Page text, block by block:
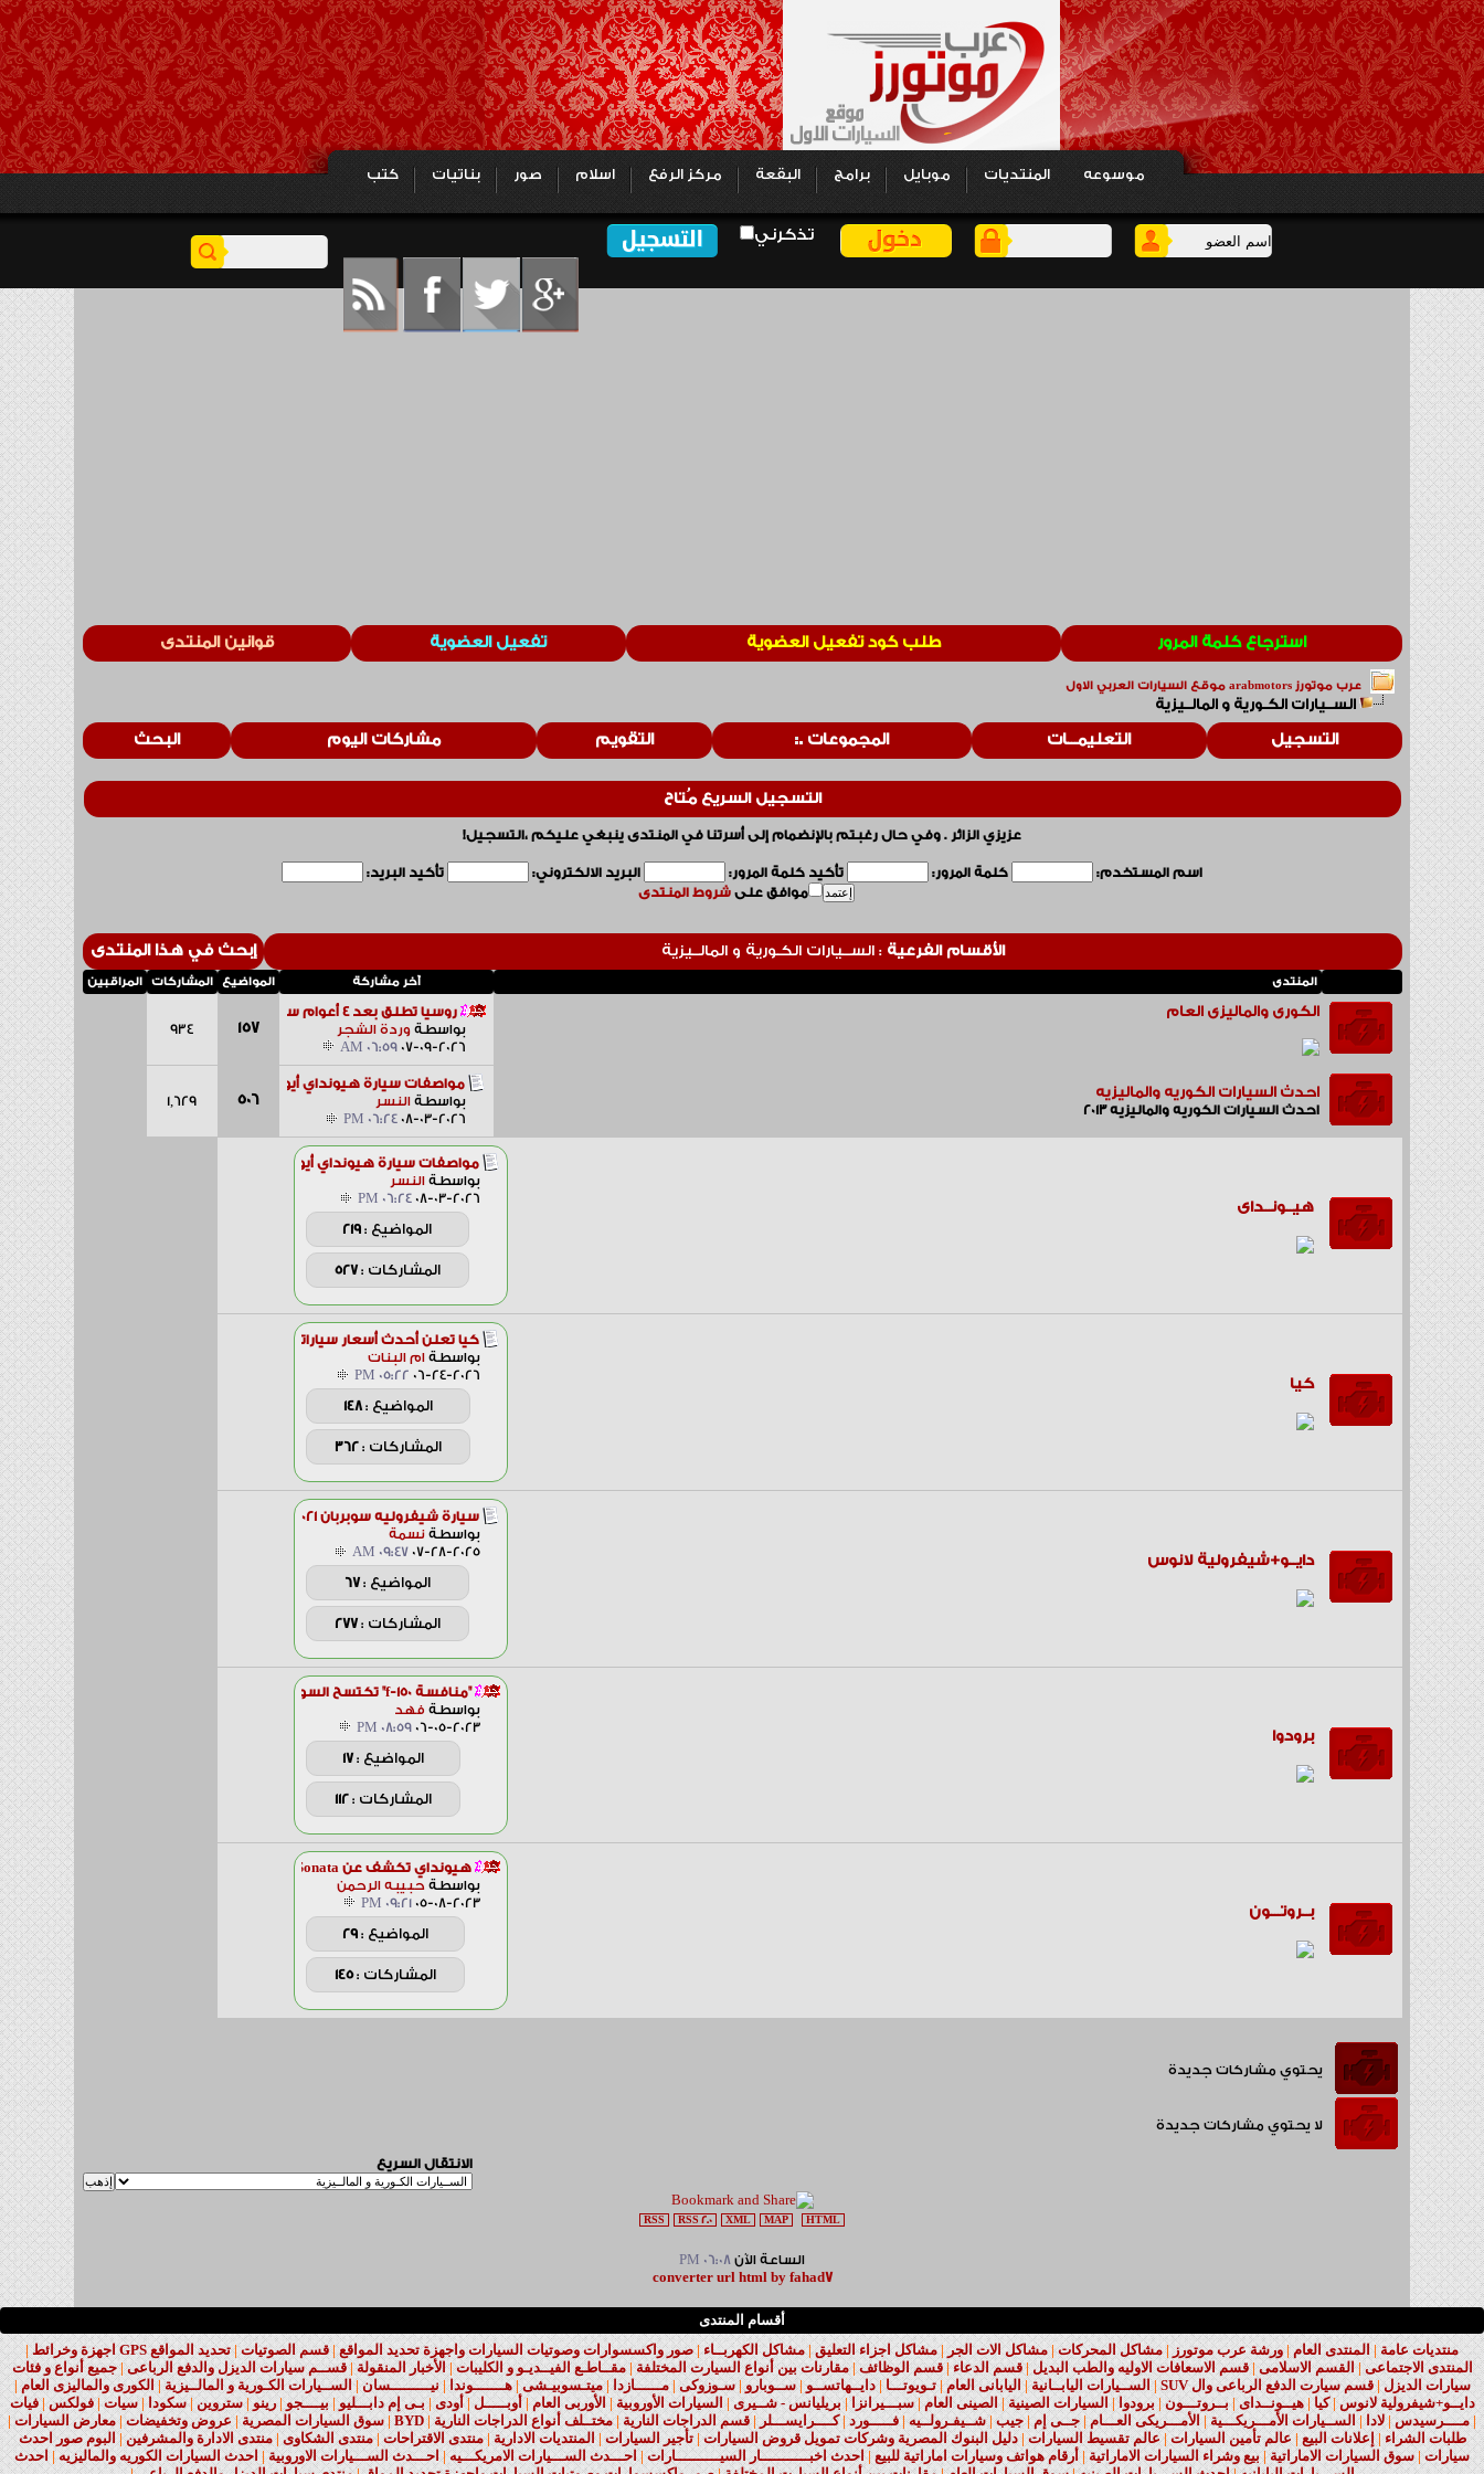
موسوعه المنتديات موبايل برامج البقعة مركز الرفع اسلام صور بناتيات كتب
تذكرني
استرجاع كلمة المرور طلب كود تفعيل العضوية تفعيل العضوية قوانين المنتدى
عرب موتورز arabmotors موقع السيارات العربي الاول
الســيارات الكـورية و المالــيزية
التسجيل التعليمـــات المجموعات التقويم مشاركات اليوم البحث
التسجيل السريع مُتاح
عزيزي الزائر . وفي حال رغبتم بالإنضمام إلى أسرتنا في المنتدى ينبغي عليكم ،التسجيل!
اسم المستخدم: كلمة المرور: تأكيد كلمة المرور: البريد الالكتروني:
تأكيد البريد:
موافق على شروط المنتدى
الأقسام الفرعية : الســيارات الكـورية و المالــيزية إبحث في هذا المنتدى
المنتدى آخر مشاركة المواضيع المشاركات المراقبين
الكورى والماليزى العام
روسيا تطلق بعد 4 أعوام سيارة...
بواسطةوردة الشجر
07-09-2026
06:59 AM
157
934
احدث السيارات الكوريه والماليزيه
احدث السيارات الكوريه والماليزيه 2013
مواصفات سيارة هيونداي أيونيك 5
بواسطةالنسر
08-03-2026
06:24 PM
506
1,629
هيــونــداى
مواصفات سيارة هيونداي أيونيك 5
بواسطةالنسر
08-03-2026
06:24 PM
المواضيع : 219
المشاركات :527
كيا
كيا تعلن أحدث أسعار سياراتها...
بواسطةام البنات
06-24-2026
05:22 PM
المواضيع :148
المشاركات :362
دايــو+شيفرولية لانوس
سيارة شيفروليه سوبربان 2021
بواسطةنسمة
07-28-2025
09:47 AM
المواضيع :67
المشاركات :277
برودوا
"منافسة f-150" تكتسح السوق...
بواسطة فهد
06-05-2023
08:59 PM
المواضيع :17
المشاركات :112
بــروتـــون
هيونداي تكشف عن Sonata...
بواسطةحبيبه الرحمن
05-08-2023
09:21 PM
المواضيع :29
المشاركات :145
يحتوي مشاركات جديدة
لا يحتوي مشاركات جديدة
الانتقال السريع
RSS RSS 2.0 XML MAP HTML
الساعة الآن 06:08 PM
converter url html by fahad7
أقسام المنتدى
منتديات عامة |المنتدى العام |ورشة عرب موتورز |مشاكل المحركات | مشاكل الات الجر |مشاكل اجزاء التعليق |مشاكل الكهربــاء |صور واكسسوارات وصوتيات السيارات واجهزة تحديد المواقع |قسم الصوتيات |تحديد المواقع GPS اجهزة وخرائط
|
المنتدى الاجتماعى | القسم الاسلامى |قسم الاسعافات الاوليه والطب البديل |قسم الدعاء |قسم الوظائف |مقارنات بين أنواع السيارت المختلفة |مقــاطـع الفيــديـو و الكليبات |الأخبار المنقولة |قســم سيارات الديزل والدفع الرباعى |جميع أنواع و فئات
سيارات الديزل |قسم سيارت الدفع الرباعى وال SUV | الســيارات اليابــانية | اليابانى العام |تـويوتـــا |دايــهاتســو |ســوبارو |سـوزوكى |مــــــازدا |ميتـسوبيـشى |هـــــــوندا |نيـــــــــسان | الســيارات الكـورية و المالــيزية | الكورى والماليزى العام |
دايــو+شيفرولية لانوس |كيا |هيــونــداى |بــروتـــون |برودوا | السيارات الصينية | الصينى العام |سبـــيرانزا |بريليانس - شــيرى |السيارات الأوروبية |الأوربى العام |أوبـــــل |أودى |بـى إم دابـــليو |بيــــجو |رينو |ستروين |سكودا |سيات |فولكس |فيات
|مــــرسيدس |لادا | الســيارات الأمـــريكـــية | الأمـــريكى العـــام |جــى إم |جيب |شــيفـرولــيه | فـــــورد |كــــرايســـلر |قسم الدراجات النارية |مختــلف أنواع الدراجات النارية |
BYD
|سوق السيارات المصرية |عروض وتخفيضات | معارض السيارات |
طلبات الشراء |إعلانات البيع | عالم تأمين السيارات |عالم تقسيط السيارات |دليل البنوك المصرية وشركات تمويل قروض السيارات |تأجير السيارات | المنتديات الادارية |منتدى الاقتراحات |منتدى الشكاوى |منتدى الادارة والمشرفين | البوم صور احدث
سيارات | سوق السيارات الاماراتية |بيع وشراء السيارات الاماراتية |أرقام هواتف وسيارات اماراتية للبيع |احدث اخبـــــــــــار السيــــــــــارات |احـــدث الســـيارات الامريكـــيه |احـــدث الســـيارات الاوروبية | احدث السيارات الكوريه والماليزيه | احدث